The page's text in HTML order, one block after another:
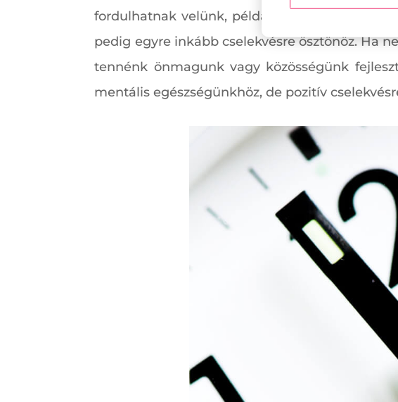
fordulhatnak velünk, például új ruhákat
pedig egyre inkább cselekvésre ösztönöz. Ha
tennénk önmagunk vagy közösségünk
mentális egészségünkhöz, de pozitív